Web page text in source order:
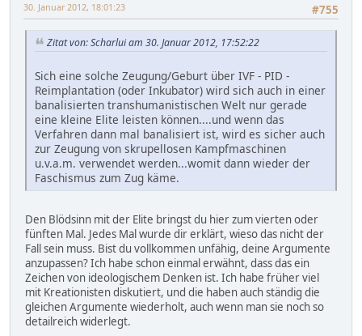
#755
30. Januar 2012, 18:01:23
Zitat von: Scharlui am 30. Januar 2012, 17:52:22
Sich eine solche Zeugung/Geburt über IVF - PID -
Reimplantation (oder Inkubator) wird sich auch in einer
banalisierten transhumanistischen Welt nur gerade
eine kleine Elite leisten können....und wenn das
Verfahren dann mal banalisiert ist, wird es sicher auch
zur Zeugung von skrupellosen Kampfmaschinen
u.v.a.m. verwendet werden...womit dann wieder der
Faschismus zum Zug käme.
Den Blödsinn mit der Elite bringst du hier zum vierten oder
fünften Mal. Jedes Mal wurde dir erklärt, wieso das nicht der
Fall sein muss. Bist du vollkommen unfähig, deine Argumente
anzupassen? Ich habe schon einmal erwähnt, dass das ein
Zeichen von ideologischem Denken ist. Ich habe früher viel
mit Kreationisten diskutiert, und die haben auch ständig die
gleichen Argumente wiederholt, auch wenn man sie noch so
detailreich widerlegt.